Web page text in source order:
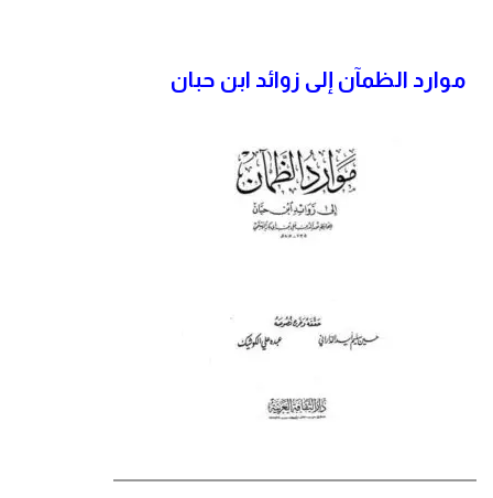
موارد الظمآن إلى زوائد ابن حبان